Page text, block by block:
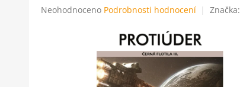
Průměrné
Neohodnoceno Podrobnosti hodnocení Značka: